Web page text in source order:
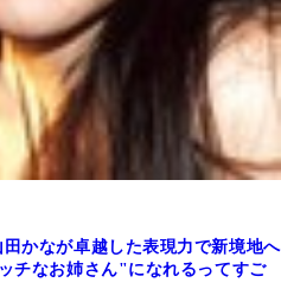
かなが卓越した表現力で新境地へ
チなお姉さん"になれるってすご